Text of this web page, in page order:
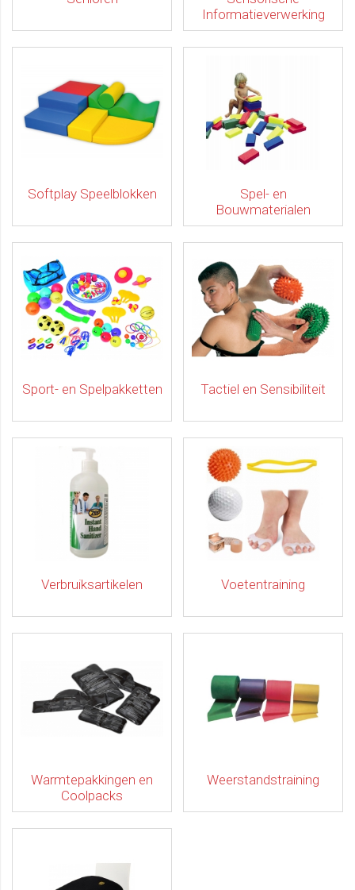
Informatieverwerking
Softplay Speelblokken
Spel- en
Bouwmaterialen
Sport- en Spelpakketten Tactiel en Sensibiliteit
Verbruiksartikelen Voetentraining
Warmtepakkingen en
Coolpacks
Weerstandstraining